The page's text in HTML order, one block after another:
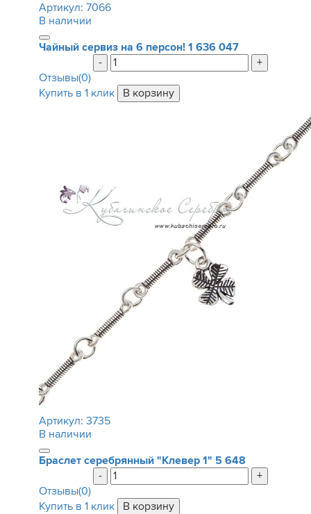
Артикул: 7066
В наличии
Чайный сервиз на 6 персон! 1 636 047
-
+
Отзывы(0)
Купить в 1 клик
Артикул: 3735
В наличии
Браслет серебрянный "Клевер 1" 5 648
-
+
Отзывы(0)
Купить в 1 клик